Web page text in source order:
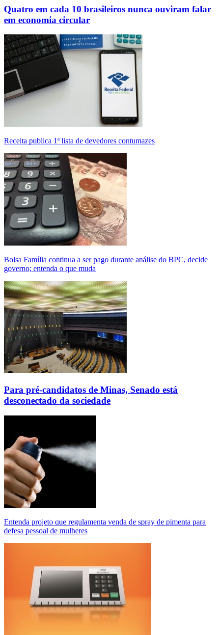
Quatro em cada 10 brasileiros nunca ouviram falar
em economia circular
Receita publica 1ª lista de devedores contumazes
Bolsa Família continua a ser pago durante análise do BPC, decide
governo; entenda o que muda
Para pré-candidatos de Minas, Senado está
desconectado da sociedade
Entenda projeto que regulamenta venda de spray de pimenta para
defesa pessoal de mulheres